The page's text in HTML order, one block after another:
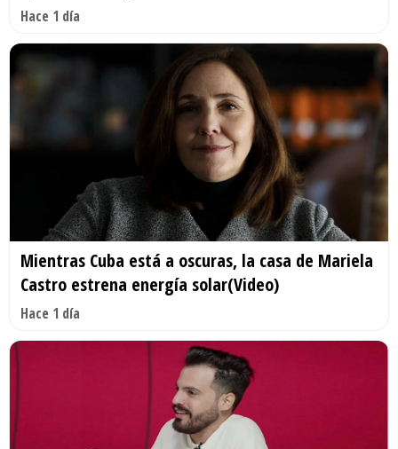
Hace 1 día
Mientras Cuba está a oscuras, la casa de Mariela
Castro estrena energía solar(Video)
Hace 1 día